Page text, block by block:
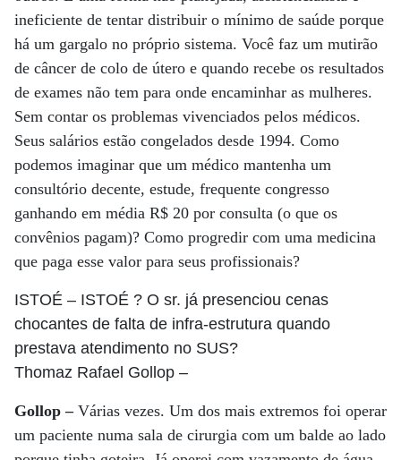
ineficiente de tentar distribuir o mínimo de saúde porque
há um gargalo no próprio sistema. Você faz um mutirão
de câncer de colo de útero e quando recebe os resultados
de exames não tem para onde encaminhar as mulheres.
Sem contar os problemas vivenciados pelos médicos.
Seus salários estão congelados desde 1994. Como
podemos imaginar que um médico mantenha um
consultório decente, estude, frequente congresso
ganhando em média R$ 20 por consulta (o que os
convênios pagam)? Como progredir com uma medicina
que paga esse valor para seus profissionais?
ISTOÉ – ISTOÉ ? O sr. já presenciou cenas
chocantes de falta de infra-estrutura quando
prestava atendimento no SUS?
Thomaz Rafael Gollop –
Gollop –Várias vezes. Um dos mais extremos foi operar
um paciente numa sala de cirurgia com um balde ao lado